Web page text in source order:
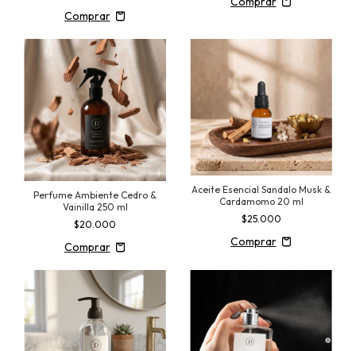
Perfume Ambiente Cedro &
Vainilla 250 ml
$20.000
Aceite Esencial Sandalo Musk &
Cardamomo 20 ml
$25.000